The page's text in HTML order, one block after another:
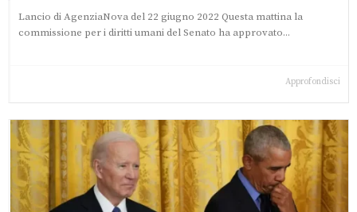
Lancio di AgenziaNova del 22 giugno 2022 Questa mattina la
commissione per i diritti umani del Senato ha approvato...
Approfondisci